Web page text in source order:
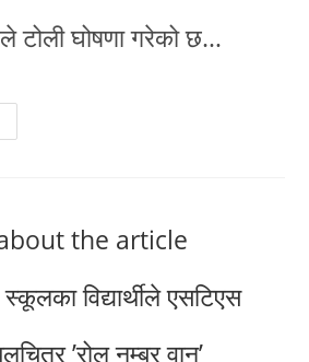
टोली घोषणा गरेको छ…